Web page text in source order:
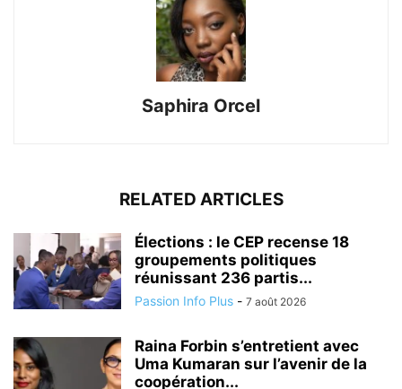
Saphira Orcel
RELATED ARTICLES
Élections : le CEP recense 18
groupements politiques
réunissant 236 partis...
Passion Info Plus - 7 août 2026
Raina Forbin s’entretient avec
Uma Kumaran sur l’avenir de la
coopération...